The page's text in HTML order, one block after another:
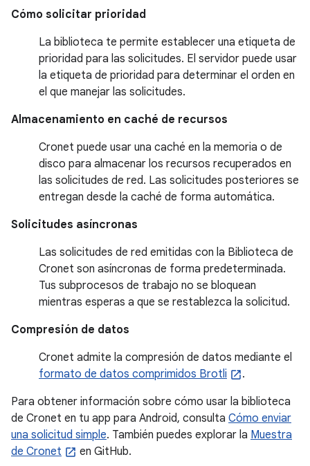
Cómo solicitar prioridad
La biblioteca te permite establecer una etiqueta de
prioridad para las solicitudes. El servidor puede usar
la etiqueta de prioridad para determinar el orden en
el que manejar las solicitudes.
Almacenamiento en caché de recursos
Cronet puede usar una caché en la memoria o de
disco para almacenar los recursos recuperados en
las solicitudes de red. Las solicitudes posteriores se
entregan desde la caché de forma automática.
Solicitudes asíncronas
Las solicitudes de red emitidas con la Biblioteca de
Cronet son asíncronas de forma predeterminada.
Tus subprocesos de trabajo no se bloquean
mientras esperas a que se restablezca la solicitud.
Compresión de datos
Cronet admite la compresión de datos mediante el
formato de datos comprimidos Brotli
.
Para obtener información sobre cómo usar la biblioteca
de Cronet en tu app para Android, consulta Cómo enviar
una solicitud simple. También puedes explorar la Muestra
de Cronet
en GitHub.